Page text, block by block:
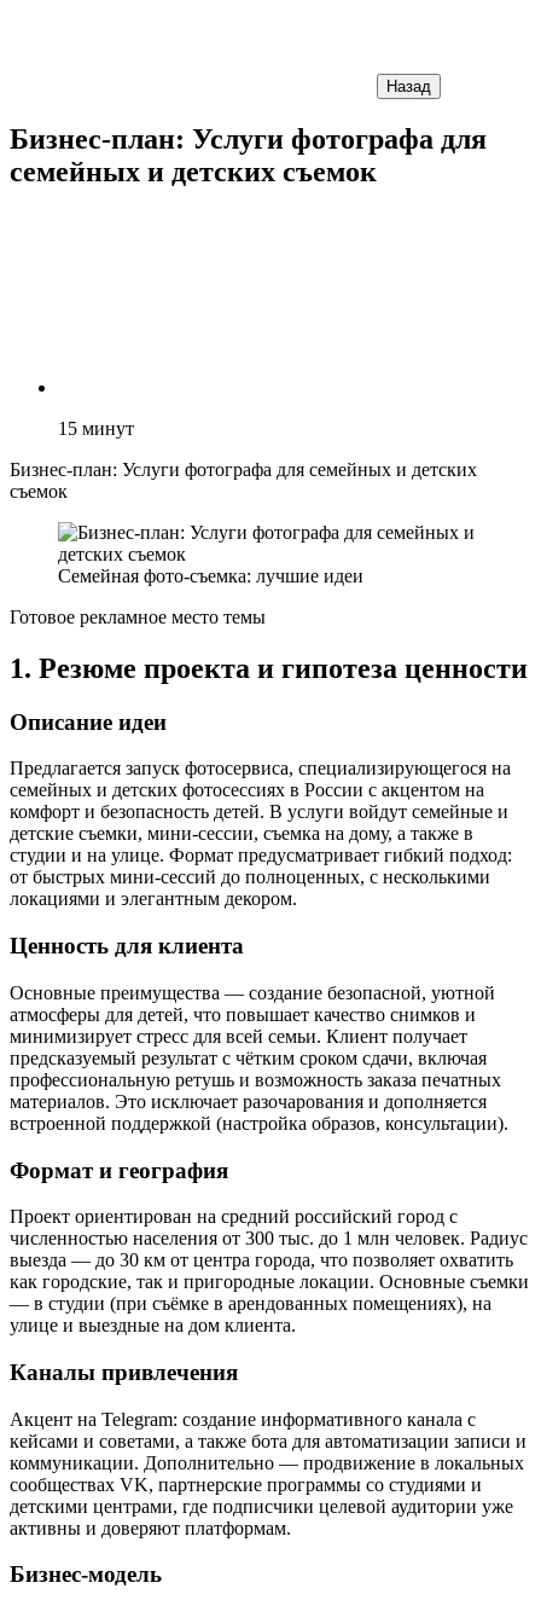
Назад
Бизнес-план: Услуги фотографа для
семейных и детских съемок
15 минут
Бизнес-план: Услуги фотографа для семейных и детских
съемок
Семейная фото-съемка: лучшие идеи
Готовое рекламное место темы
1. Резюме проекта и гипотеза ценности
Описание идеи
Предлагается запуск фотосервиса, специализирующегося на
семейных и детских фотосессиях в России с акцентом на
комфорт и безопасность детей. В услуги войдут семейные и
детские съемки, мини-сессии, съемка на дому, а также в
студии и на улице. Формат предусматривает гибкий подход:
от быстрых мини-сессий до полноценных, с несколькими
локациями и элегантным декором.
Ценность для клиента
Основные преимущества — создание безопасной, уютной
атмосферы для детей, что повышает качество снимков и
минимизирует стресс для всей семьи. Клиент получает
предсказуемый результат с чётким сроком сдачи, включая
профессиональную ретушь и возможность заказа печатных
материалов. Это исключает разочарования и дополняется
встроенной поддержкой (настройка образов, консультации).
Формат и география
Проект ориентирован на средний российский город с
численностью населения от 300 тыс. до 1 млн человек. Радиус
выезда — до 30 км от центра города, что позволяет охватить
как городские, так и пригородные локации. Основные съемки
— в студии (при съёмке в арендованных помещениях), на
улице и выездные на дом клиента.
Каналы привлечения
Акцент на Telegram: создание информативного канала с
кейсами и советами, а также бота для автоматизации записи и
коммуникации. Дополнительно — продвижение в локальных
сообществах VK, партнерские программы со студиями и
детскими центрами, где подписчики целевой аудитории уже
активны и доверяют платформам.
Бизнес-модель